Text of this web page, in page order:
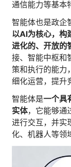
智能票据 | 自
通信能力等基本
智能体也是政企
以AI为核心，构
进化的、开放的
接、智能中枢和
策和执行的能力
细化运营，提升
智能体是一个具
实体，它能够通
进行交互，并实
化、机器人等领